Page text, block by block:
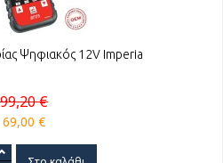
Ψηφιακός 12V Imperia
99,20 €
69,00 €